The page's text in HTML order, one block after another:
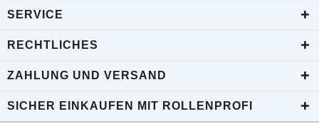
SERVICE
RECHTLICHES
ZAHLUNG UND VERSAND
SICHER EINKAUFEN MIT ROLLENPROFI